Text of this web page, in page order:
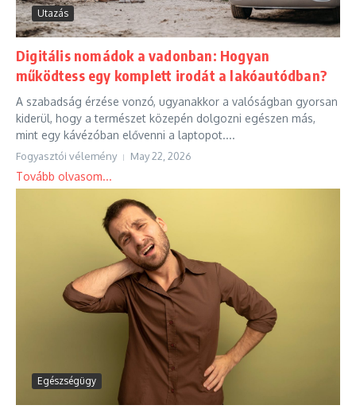
Utazás
Digitális nomádok a vadonban: Hogyan
működtess egy komplett irodát a lakóautódban?
A szabadság érzése vonzó, ugyanakkor a valóságban gyorsan
kiderül, hogy a természet közepén dolgozni egészen más,
mint egy kávézóban elővenni a laptopot....
Fogyasztói vélemény May 22, 2026
Tovább olvasom...
Egészségügy